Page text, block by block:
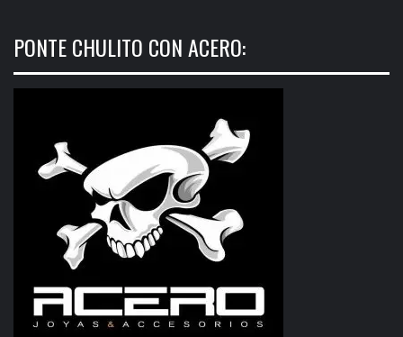
PONTE CHULITO CON ACERO: